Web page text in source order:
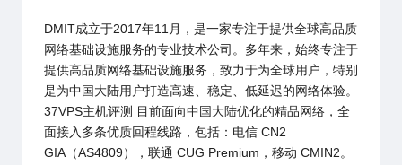
DMIT成立于2017年11月，是一家专注于提供全球高品质
网络基础设施服务的专业技术公司。多年来，始终专注于
提供高品质网络基础设施服务，致力于为全球用户，特别
是为中国大陆用户打造高速、稳定、低延迟的网络体验。
37VPS主机评测 目前面向中国大陆优化的精品网络，全
面接入多条优质回程线路，包括：电信 CN2
GIA（AS4809），联通 CUG Premium，移动 CMIN2。